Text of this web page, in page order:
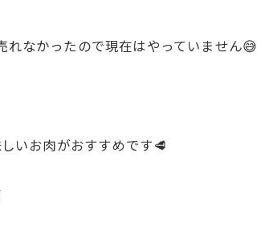
なかったので現在はやっていません😅
いお肉がおすすめです🥩